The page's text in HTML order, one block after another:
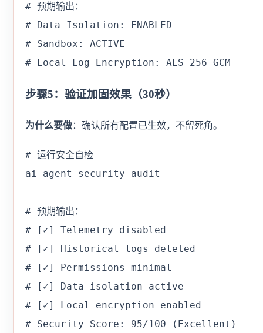
# 预期输出：
# Data Isolation: ENABLED
# Sandbox: ACTIVE
# Local Log Encryption: AES-256-GCM
步骤5：验证加固效果（30秒）
为什么要做：确认所有配置已生效，不留死角。
# 运行安全自检
ai-agent security audit
# 预期输出：
# [✓] Telemetry disabled
# [✓] Historical logs deleted
# [✓] Permissions minimal
# [✓] Data isolation active
# [✓] Local encryption enabled
# Security Score: 95/100 (Excellent)